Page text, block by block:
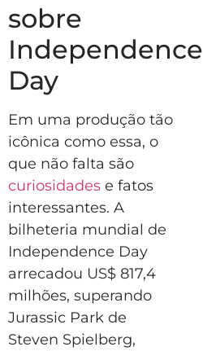
sobre
Independence
Day
Em uma produção tão
icônica como essa, o
que não falta são
curiosidades e fatos
interessantes. A
bilheteria mundial de
Independence Day
arrecadou US$ 817,4
milhões, superando
Jurassic Park de
Steven Spielberg,